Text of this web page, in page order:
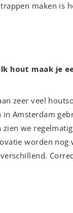
maken is
hout maak je
zeer veel
in Amsterdam
zien we
worden nog